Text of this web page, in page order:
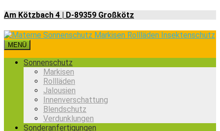
Am Kötzbach 4 | D-89359 Großkötz
MENÜ
Sonnenschutz
Markisen
Rollläden
Jalousien
Innenverschattung
Blendschutz
Verdunklungen
Sonderanfertigungen